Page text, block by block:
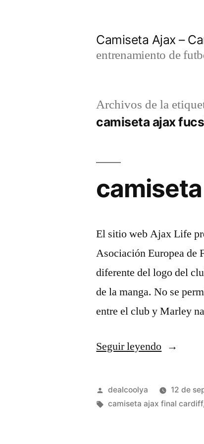
Camiseta Ajax –
entrenamiento de
Archivos de la
camiseta ajax
El sitio web Ajax Life
Asociación Europea de
diferente del logo del
de la manga. No se
entre el club y Marley
Seguir leyendo«camiseta
2019
roja
Publicado
por
dealcoolya 12 de
Etiquetas:
camiseta ajax final cardiff